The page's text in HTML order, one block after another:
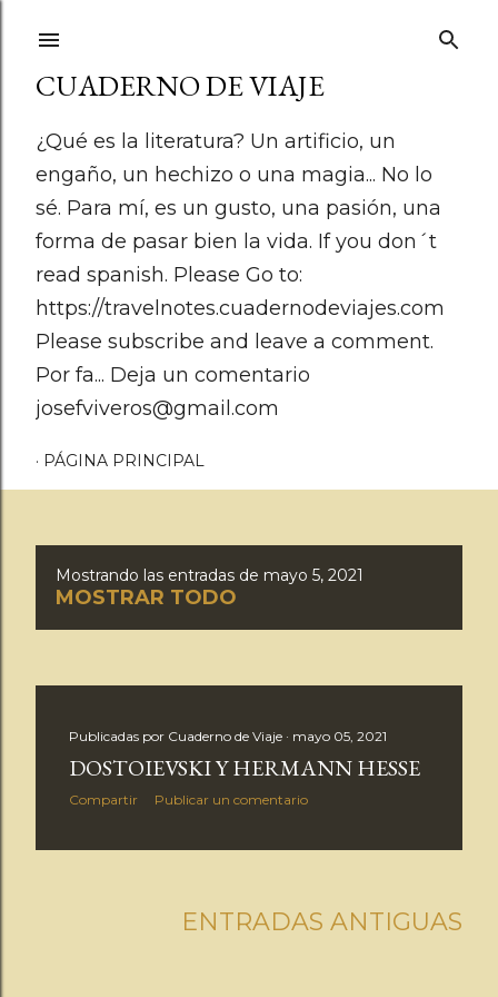
CUADERNO DE VIAJE
¿Qué es la literatura? Un artificio, un
engaño, un hechizo o una magia... No lo
sé. Para mí, es un gusto, una pasión, una
forma de pasar bien la vida. If you don´t
read spanish. Please Go to:
https://travelnotes.cuadernodeviajes.com
Please subscribe and leave a comment.
Por fa... Deja un comentario
josefviveros@gmail.com
PÁGINA PRINCIPAL
t
d
Mostrando las entradas de mayo 5, 2021
MOSTRAR TODO
Publicadas por Cuaderno de Viaje mayo 05, 2021
DOSTOIEVSKI Y HERMANN HESSE
Compartir Publicar un comentario
ENTRADAS ANTIGUAS